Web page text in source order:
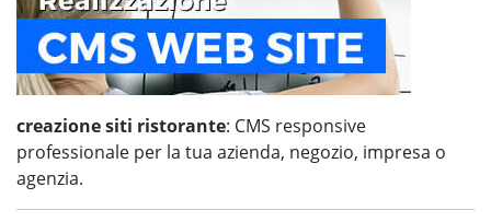
creazione siti ristorante: CMS responsive
professionale per la tua azienda, negozio, impresa o
agenzia.